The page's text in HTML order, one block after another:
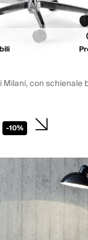
Milani, con schienale
-10%